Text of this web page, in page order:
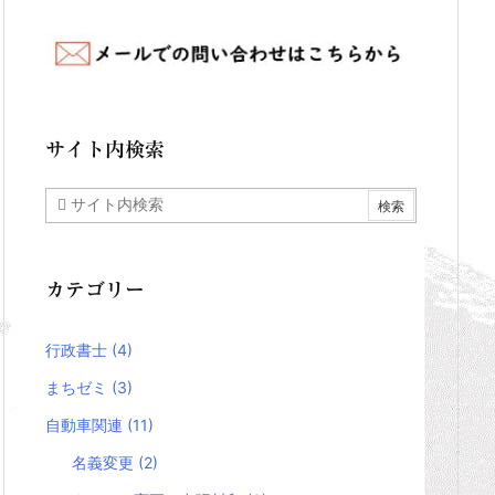
サイト内検索
カテゴリー
行政書士 (4)
まちゼミ (3)
自動車関連 (11)
名義変更 (2)